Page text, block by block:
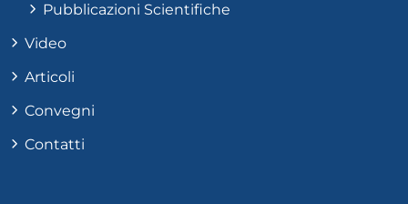
Pubblicazioni Scientifiche
Video
Articoli
Convegni
Contatti